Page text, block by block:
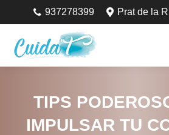
937278399 Prat de la
TIPS
IMPULSAR TU